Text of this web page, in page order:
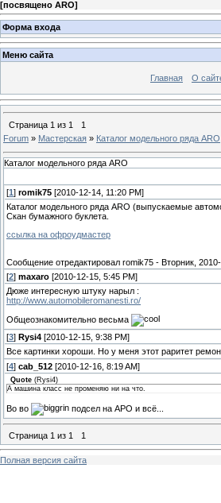
[посвящено ARO]
Форма входа
Меню сайта
Главная О
Страница 1 из 1
1
Forum » Мастерская » Каталог модельного ряда ARO
Каталог модельного ряда ARO
[1 ] romik75 [2010-12-14, 11:20 PM]
Каталог модельного ряда ARO (выпускаемые
Скан бумажного буклета.
ссылка на офроудмастер
Сообщение отредактировал romik75 - Вторник,
[2] maxaro [2010-12-15, 5:45 PM]
Дюже интересную штуку нарыл :
http://www.automobileromanesti.ro/
Общеознакомительно весьма
[3] Rysi4 [2010-12-15, 9:38 PM]
Все картинки хороши. Но у меня этот раритет
[4] cab_512 [2010-12-16, 8:19 AM]
Quote (Rysi4)
А машина класс не променяю ни на что.
Во во подсел на АРО и всё...
Страница 1 из 1 1
Полная версия сайта